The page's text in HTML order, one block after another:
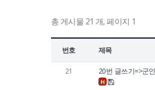
총 게시물 21 개, 페이지 1
번호 제목
21 20번 글쓰기=>군
H